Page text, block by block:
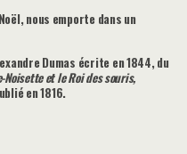
nous emporte dans un
Dumas écrite en 1844, du
Noisette et le Roi des souris,
en 1816.